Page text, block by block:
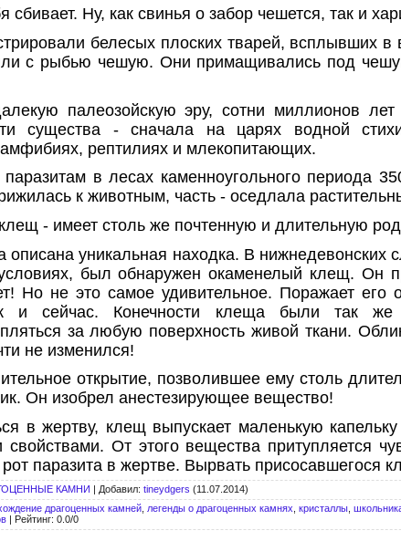
сбивает. Ну, как свинья о забор чешется, так и
белесых плоских тварей, всплывших
с рыбью чешую. Они примащивались под
палеозойскую эру, сотни миллионов лет
существа - сначала на царях водной
рептилиях и млекопитающих.
в лесах каменноугольного периода
к животным, часть - оседлала
- имеет столь же почтенную и длительную
уникальная находка. В нижнедевонских
был обнаружен окаменелый клещ. Он
Но не это самое удивительное. Поражает
и сейчас. Конечности клеща были так же
за любую поверхность живой ткани.
не изменился!
открытие, позволившее ему столь
Он изобрел анестезирующее вещество!
в жертву, клещ выпускает маленькую
От этого вещества притупляется
паразита в жертве. Вырвать присосавшегося
КАМНИ | Добавил: tineydgers (11.07.2014)
драгоценных камней легенды о драгоценных камнях кристаллы
| Рейтинг: 0.0/0